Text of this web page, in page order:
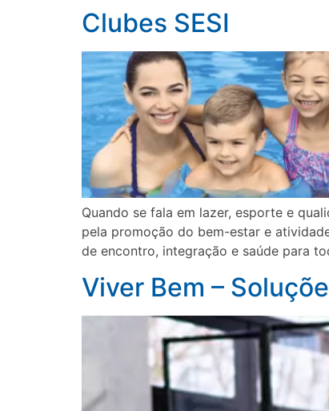
Clubes SESI
Quando se fala em lazer, esporte e
pela promoção do bem-estar e
de encontro, integração e saúde para
Viver Bem –